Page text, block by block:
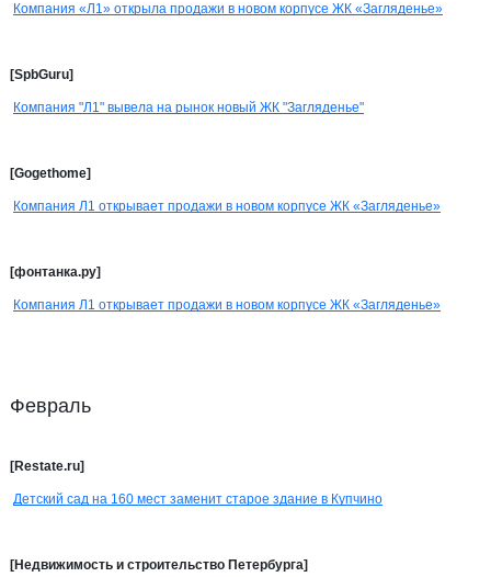
Компания «Л1» открыла продажи в новом корпусе ЖК «Загляденье»
[SpbGuru]
Компания "Л1" вывела на рынок новый ЖК "Загляденье"
[Gogethome]
Компания Л1 открывает продажи в новом корпусе ЖК «Загляденье»
[фонтанка.ру]
Компания Л1 открывает продажи в новом корпусе ЖК «Загляденье»
Февраль
[Restate.ru]
Детский сад на 160 мест заменит старое здание в Купчино
[Недвижимость и строительство Петербурга]